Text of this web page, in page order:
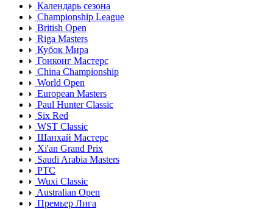
Календарь сезона
Championship League
British Open
Riga Masters
Кубок Мира
Гонконг Мастерс
China Championship
World Open
European Masters
Paul Hunter Classic
Six Red
WST Classic
Шанхай Мастерс
Xi'an Grand Prix
Saudi Arabia Masters
PTC
Wuxi Classic
Australian Open
Премьер Лига